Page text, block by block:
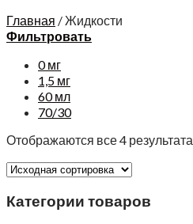
Главная /Жидкости
Фильтровать
0 мг
1,5 мг
60 мл
70/30
Отображаются все 4 результата
Категории товаров